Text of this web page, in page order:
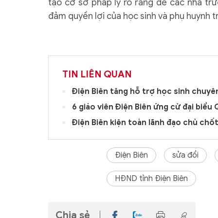
tạo cơ sở pháp lý rõ ràng để các nhà
đảm quyền lợi của học sinh và phụ huynh
TIN LIÊN QUAN
Điện Biên tăng hỗ trợ học sinh
6 giáo viên Điện Biên ứng cử đại biểu
Điện Biên kiện toàn lãnh đạo chủ
Điện Biên sửa đổi
HĐND tỉnh Điện Biên
Chia sẻ